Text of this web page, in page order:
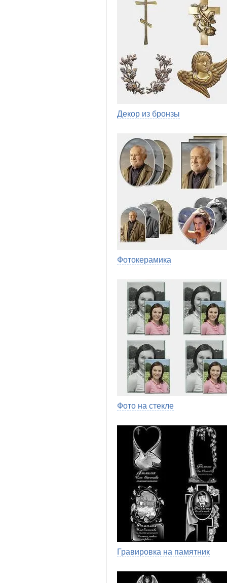
Декор из бронзы
Фотокерамика
Фото на стекле
Гравировка на памятник